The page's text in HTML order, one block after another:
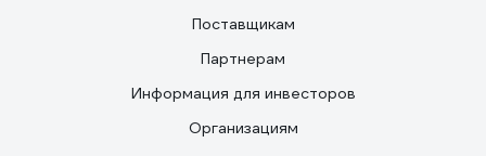
Поставщикам
Партнерам
Информация для инвесторов
Организациям